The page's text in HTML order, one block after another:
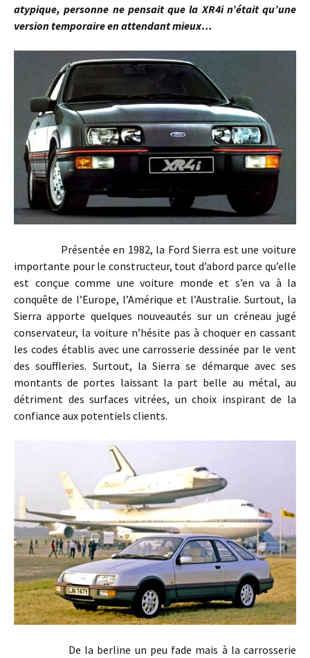
atypique, personne ne pensait que la XR4i n’était qu’une
version temporaire en attendant mieux…
Présentée en 1982, la Ford Sierra est une voiture
importante pour le constructeur, tout d’abord parce qu’elle
est conçue comme une voiture monde et s’en va à la
conquête de l’Europe, l’Amérique et l’Australie. Surtout, la
Sierra apporte quelques nouveautés sur un créneau jugé
conservateur, la voiture n’hésite pas à choquer en cassant
les codes établis avec une carrosserie dessinée par le vent
des souffleries. Surtout, la Sierra se démarque avec ses
montants de portes laissant la part belle au métal, au
détriment des surfaces vitrées, un choix inspirant de la
confiance aux potentiels clients.
De la berline un peu fade mais à la carrosserie